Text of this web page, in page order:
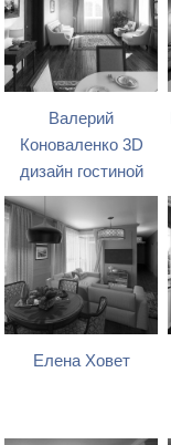
Валерий
Коноваленко 3D
дизайн гостиной
Елена Ховет